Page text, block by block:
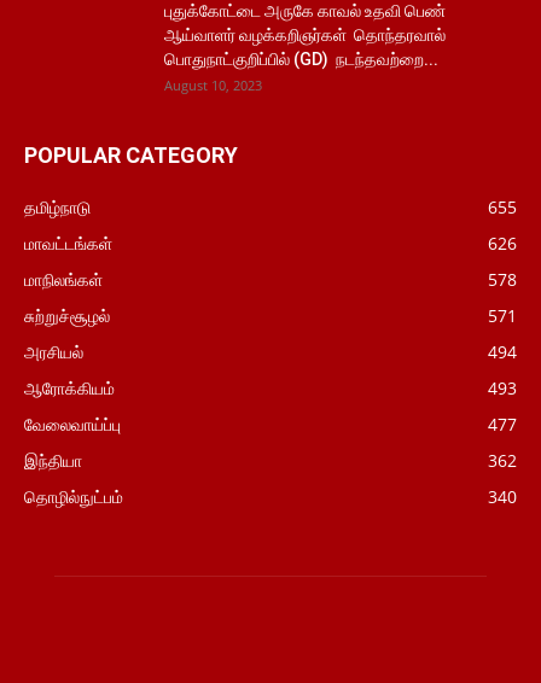
புதுக்கோட்டை அருகே காவல் உதவி பெண்
ஆய்வாளர் வழக்கறிஞர்கள் தொந்தரவால்
பொதுநாட்குறிப்பில் (GD) நடந்தவற்றை...
August 10, 2023
POPULAR CATEGORY
தமிழ்நாடு
655
மாவட்டங்கள்
626
மாநிலங்கள்
578
சுற்றுச்சூழல்
571
அரசியல்
494
ஆரோக்கியம்
493
வேலைவாய்ப்பு
477
இந்தியா
362
தொழில்நுட்பம்
340